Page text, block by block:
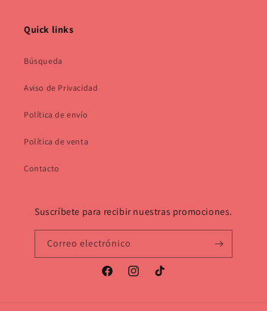
Quick links
Búsqueda
Aviso de Privacidad
Política de envío
Política de venta
Contacto
Suscríbete para recibir nuestras promociones.
Correo electrónico
FacebookInstagramTikTok